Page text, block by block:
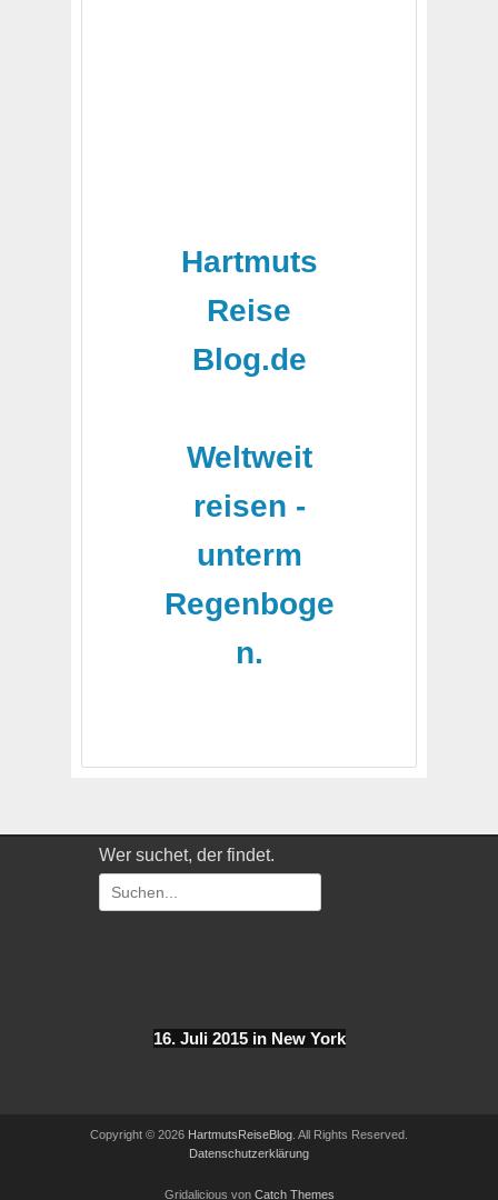
Hartmuts
Reise
Blog.de
Weltweit
reisen -
unterm
Regenboge
n.
Wer suchet, der findet.
Suchen
nach:
16. Juli 2015 in New York
Copyright © 2026 HartmutsReiseBlog . All Rights Reserved.
Datenschutzerklärung
Gridalicious von Catch Themes